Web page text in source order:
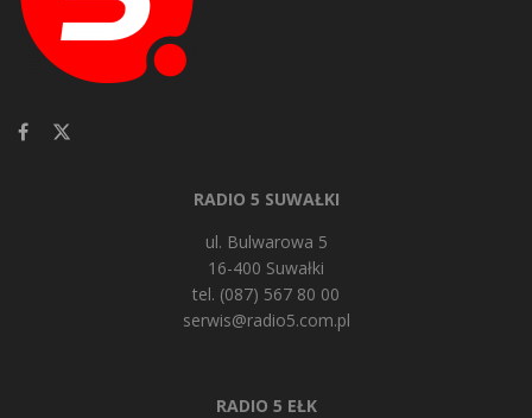
RADIO 5 SUWAŁKI
ul. Bulwarowa 5
16-400 Suwałki
tel. (087) 567 80 00
serwis@radio5.com.pl
RADIO 5 EŁK